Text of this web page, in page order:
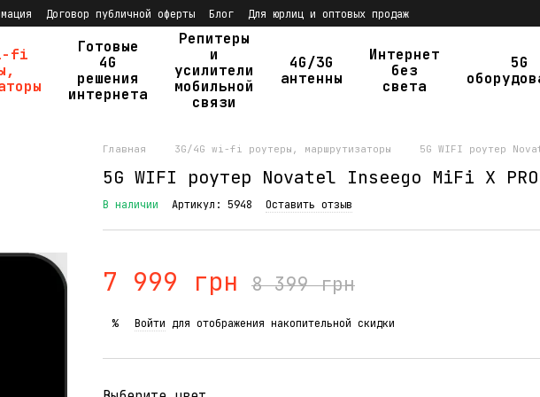
Договор публичной оферты Блог
Для юрлиц и оптовых продаж
fi
Готовые
4G
решения
интернета
Репитеры
и
усилители
мобильной
связи
4G/3G
антенны
Интернет
без
света
5G
Главная 3G/4G wi-fi роутеры, маршрутизаторы 5G WIFI роутер
5G WIFI роутер Novatel Inseego MiFi X PRO
В наличии Артикул: 5948 Оставить отзыв
7 999 грн 8 399 грн
% Войти для отображения накопительной скидки